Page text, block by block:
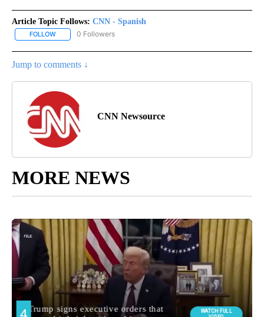
Article Topic Follows: CNN - Spanish
FOLLOW FOLLOW "CNN - SPANISH" TO RECEIVE NOTIFICATIONS ABOUT
0 Followers
Jump to comments ↓
CNN Newsource
MORE NEWS